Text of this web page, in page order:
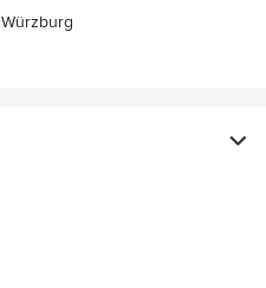
Würzburg